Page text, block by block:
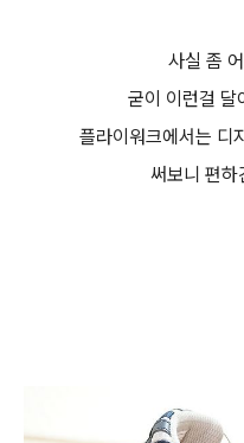
사실 좀
굳이 이런걸 달
플라이워크에서는 디
써보니 편하